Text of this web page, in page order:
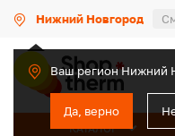
Нижний Новгород
Ваш регион Нижний
Да, верно
КАТАЛОГ